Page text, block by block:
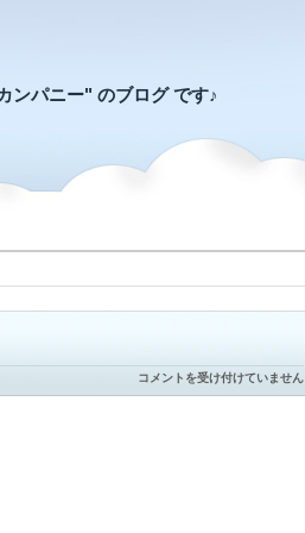
ンパニー" のブログ です♪
マ
フ
コメントを受け付けていません